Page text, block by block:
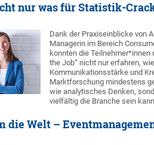
nur was für Statistik-
Dank der Praxiseinblicke von
Managerin im Bereich
konnten die Teilnehmer*innen
the Job“ nicht nur erfahren,
Kommunikationsstärke und
Marktforschung mindestens
wie analytisches Denken,
vielfältig die Branche sein
die Welt –